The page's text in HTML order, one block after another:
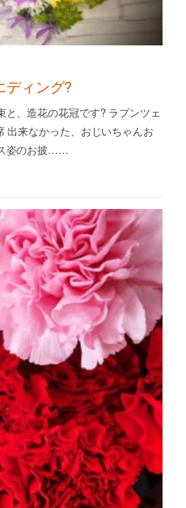
ィング?
、造花の花冠です? ラプンツェ
出来なかった、おじいちゃんお
姿のお披……